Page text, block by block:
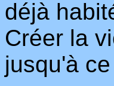
déjà
Créer la
jusqu'à